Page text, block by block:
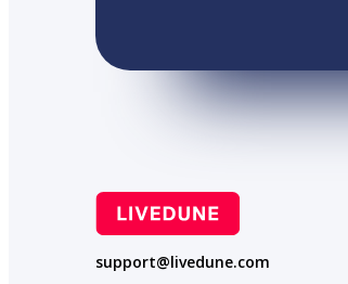
support@livedune.com